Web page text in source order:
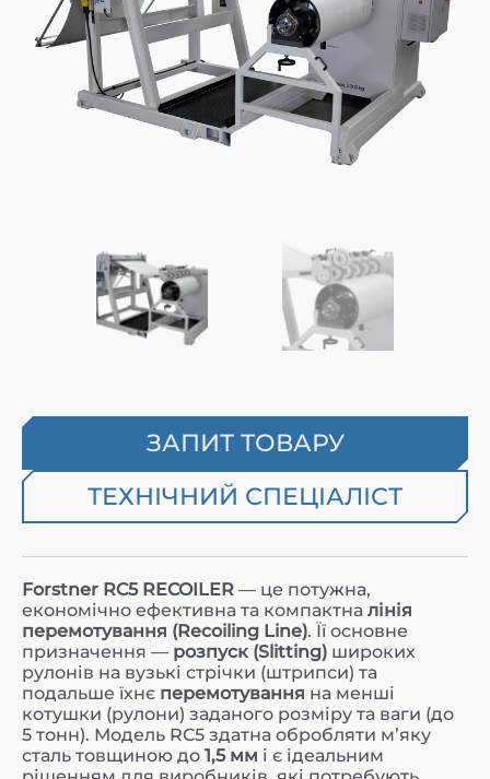
ЗАПИТ ТОВАРУ
ТЕХНІЧНИЙ СПЕЦІАЛІСТ
Forstner RC5 RECOILER — це потужна,
економічно ефективна та компактна лінія
перемотування (Recoiling Line). Її основне
призначення — розпуск (Slitting) широких
рулонів на вузькі стрічки (штрипси) та
подальше їхнє перемотування на менші
котушки (рулони) заданого розміру та ваги (до
5 тонн). Модель RC5 здатна обробляти м’яку
сталь товщиною до 1,5 мм і є ідеальним